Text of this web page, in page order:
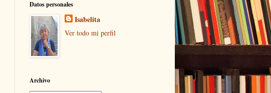
Datos personales
Isabelita
Ver todo mi perfil
Archivo